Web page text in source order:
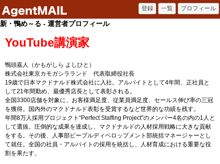
新・鴨め～る - 運営者プロフィール
YouTube講演家
鴨頭嘉人（かもがしら よしひと）
株式会社東京カモガシラランド 代表取締役社長
19歳で日本マクドナルド株式会社に入社。アルバイトとして4年間、正社員と
して21年間勤め、最優秀店長として表彰される。
全国3300店舗を対象に、お客様満足度、従業員満足度、セールス伸び率の三冠
を獲得。国内外のマクドナルド表彰を受賞するなど世界的な功績を残す。
年間8万人採用プロジェクト“Perfect Staffing Project”のメンバー4名の内の1人と
して選抜。圧倒的な成果を達成し、マクドナルドの人材採用戦略に大きな貢献
をする。その後、人事部ピープルディベロップメント部統括マネージャーとし
て就任。全国の社員・アルバイトの採用を統括し、人材育成における重要な役
割を果たす。